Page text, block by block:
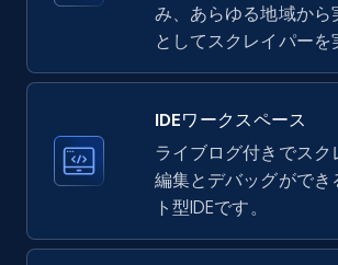
Account, Fbid, ID, Followers, Posts
business account, Is professional
verified, and more.
3.5K+ 無料ト
Instagram - Profiles - Collect
み、あらゆる地域から
としてスクレイパーを
IDEワークスペース
ライブログ付きでスク
編集とデバッグができ
ト型IDEです。